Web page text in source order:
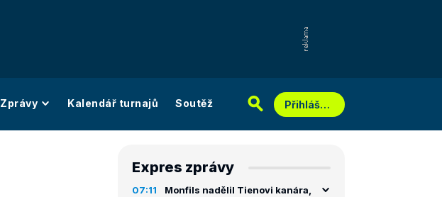
Zprávy Kalendář turnajů Soutěž Přihlášení
Expres zprávy
07:11
Monfils nadělil Tienovi kanára,